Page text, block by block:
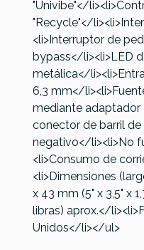
"Univibe"</
"Recycle"</
<li>Interruptor de
bypass</li><li>LED
metálica</
6,3 mm</
mediante adaptador
conector de barril de
negativo</li><li>No
<li>Consumo de
<li>Dimensiones
x 43 mm (5" x 3,5" x
libras) aprox.</
Unidos</li></ul>